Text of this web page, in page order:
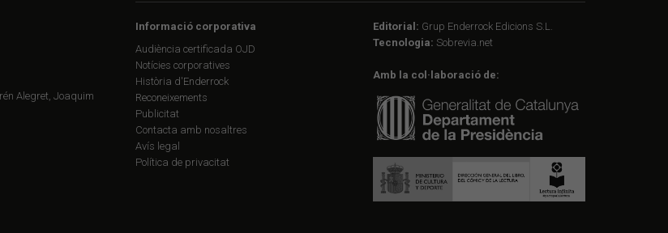
Alegret, Joaquim
Informació corporativa
Audiència certificada OJD
Notícies corporatives
Història d'Enderrock
Reconeixements
Publicitat
Contacta amb nosaltres
Avís legal
Política de privacitat
Editorial: Grup Enderrock Edicions S.L.
Tecnologia: Sobrevia.net
Amb la col·laboració de: